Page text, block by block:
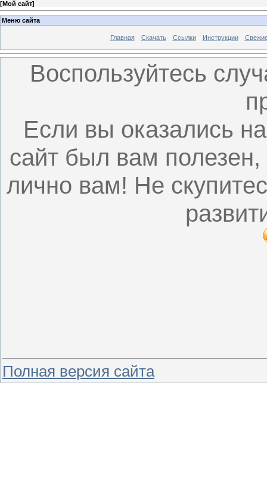
[Мой сайт]
Меню сайта
Главная Скачать Ссылки Инструкции
Воспользуйтесь
Если вы оказались
сайт был вам
лично вам! Не
Полная версия сайта